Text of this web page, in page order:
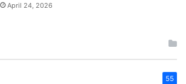
April 24, 2026
55